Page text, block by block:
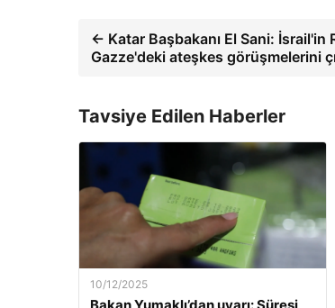
← Katar Başbakanı El Sani: İsrail'in
Gazze'deki ateşkes görüşmelerini
Tavsiye Edilen Haberler
10/12/2025
Bakan Yumaklı’dan uyarı: Süresi